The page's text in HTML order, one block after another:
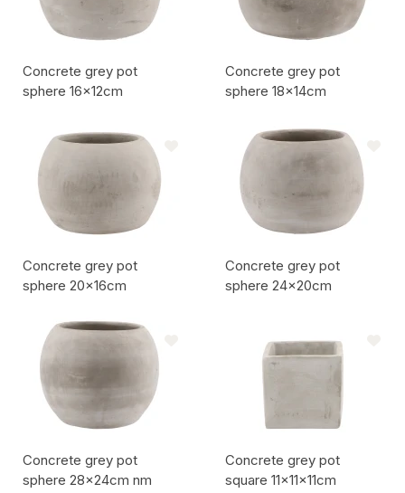
Concrete grey pot
sphere 16x12cm
Codice articolo:
Concrete grey pot
sphere 18x14cm
Codice articolo:
Concrete grey pot
sphere 20x16cm
Codice articolo:
Concrete grey pot
sphere 24x20cm
Concrete grey pot
sphere 28x24cm nm
Concrete grey pot
square 11x11x11cm